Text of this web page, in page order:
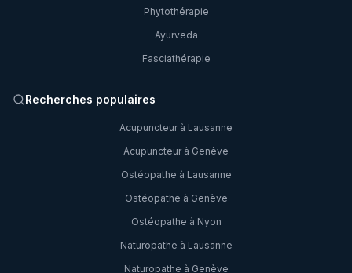
Phytothérapie
Ayurveda
Fasciathérapie
Recherches populaires
Acupuncteur à Lausanne
Acupuncteur à Genève
Ostéopathe à Lausanne
Ostéopathe à Genève
Ostéopathe à Nyon
Naturopathe à Lausanne
Naturopathe à Genève